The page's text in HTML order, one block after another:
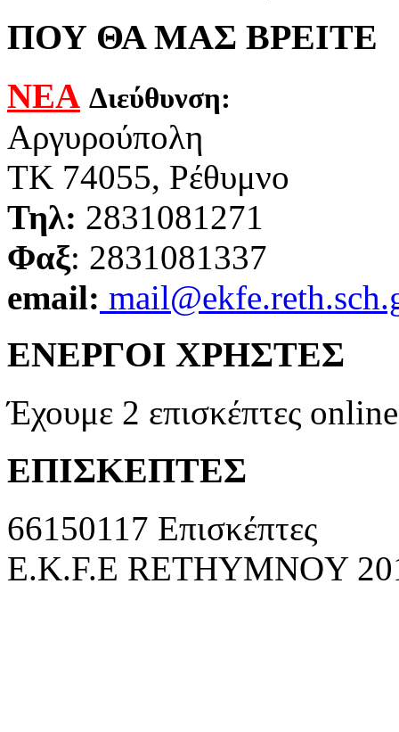
ΠΟΥ ΘΑ ΜΑΣ ΒΡΕΙΤΕ
ΝΕΑ Διεύθυνση:
Αργυρούπολη
ΤΚ 74055, Ρέθυμνο
Τηλ: 2831081271
Φαξ: 2831081337
email:
ΕΝΕΡΓΟΙ ΧΡΗΣΤΕΣ
Έχουμε 2 επισκέπτες online
ΕΠΙΣΚΕΠΤΕΣ
66150117 Επισκέπτες
E.K.F.E RETHYMNOY